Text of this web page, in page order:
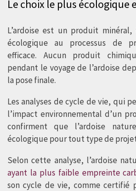
d’impact sur
autres alternatives
façade.
Le choix le plus écologique
L’ardoise est un produit
écologique au processus de
efficace. Aucun produit
pendant le voyage de l’ardoise
la pose finale.
Les analyses de cycle de vie, qui
l’impact environnemental d’un
confirment que l’ardoise
écologique pour tout type de
Selon cette analyse, l’ardoise
ayant la plus faible empreinte
son cycle de vie, comme certifié